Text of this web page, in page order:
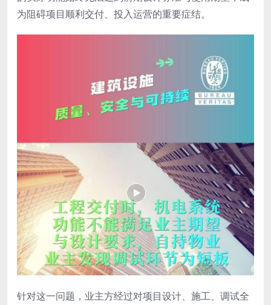
为阻碍项目顺利交付、投入运营的重要症结。
针对这一问题，业主方经过对项目设计、施工、调试全